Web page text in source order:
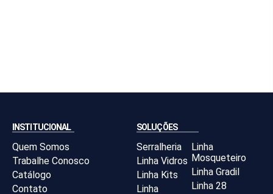
INSTITUCIONAL
Quem Somos
Trabalhe Conosco
Catálogo
Contato
SOLUÇÕES
Serralheria
Linha Vidros
Linha Kits
Linha
Linha
Mosqueteiro
Linha Gradil
Linha 28